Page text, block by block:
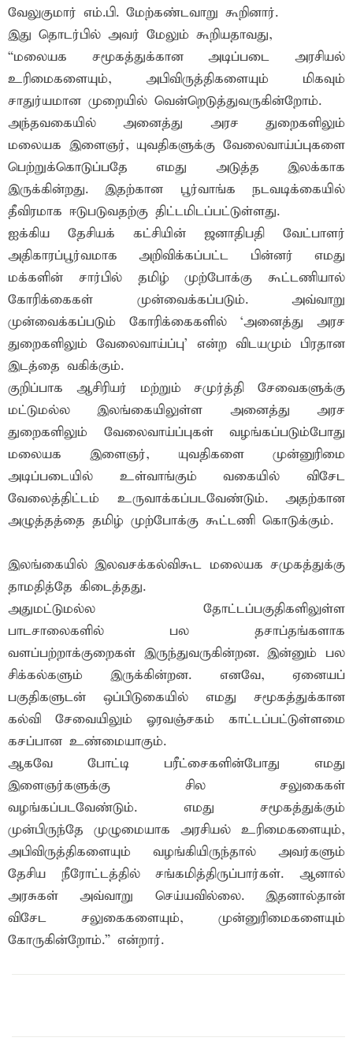
வேலுகுமார் எம்.பி. மேற்கண்டவாறு கூறினார்.
இது தொடர்பில் அவர் மேலும் கூறியதாவது,
“மலையக சமூகத்துக்கான அடிப்படை அரசியல்
உரிமைகளையும், அபிவிருத்திகளையும் மிகவும்
சாதுர்யமான முறையில் வென்றெடுத்துவருகின்றோம்.
அந்தவகையில் அனைத்து அரச துறைகளிலும்
மலையக இளைஞர், யுவதிகளுக்கு வேலைவாய்ப்புகளை
பெற்றுக்கொடுப்பதே எமது அடுத்த இலக்காக
இருக்கின்றது. இதற்கான பூர்வாங்க நடவடிக்கையில்
தீவிரமாக ஈடுபடுவதற்கு திட்டமிடப்பட்டுள்ளது.
ஐக்கிய தேசியக் கட்சியின் ஜனாதிபதி வேட்பாளர்
அதிகாரப்பூர்வமாக அறிவிக்கப்பட்ட பின்னர் எமது
மக்களின் சார்பில் தமிழ் முற்போக்கு கூட்டணியால்
கோரிக்கைகள் முன்வைக்கப்படும். அவ்வாறு
முன்வைக்கப்படும் கோரிக்கைகளில் ‘அனைத்து அரச
துறைகளிலும் வேலைவாய்ப்பு’ என்ற விடயமும் பிரதான
இடத்தை வகிக்கும்.
குறிப்பாக ஆசிரியர் மற்றும் சமுர்த்தி சேவைகளுக்கு
மட்டுமல்ல இலங்கையிலுள்ள அனைத்து அரச
துறைகளிலும் வேலைவாய்ப்புகள் வழங்கப்படும்போது
மலையக இளைஞர், யுவதிகளை முன்னுரிமை
அடிப்படையில் உள்வாங்கும் வகையில் விசேட
வேலைத்திட்டம் உருவாக்கப்படவேண்டும். அதற்கான
அழுத்தத்தை தமிழ் முற்போக்கு கூட்டணி கொடுக்கும்.
இலங்கையில் இலவசக்கல்விகூட மலையக சமுகத்துக்கு
தாமதித்தே கிடைத்தது.
அதுமட்டுமல்ல தோட்டப்பகுதிகளிலுள்ள
பாடசாலைகளில் பல தசாப்தங்களாக
வளப்பற்றாக்குறைகள் இருந்துவருகின்றன. இன்னும் பல
சிக்கல்களும் இருக்கின்றன. எனவே, ஏனையப்
பகுதிகளுடன் ஒப்பிடுகையில் எமது சமூகத்துக்கான
கல்வி சேவையிலும் ஓரவஞ்சகம் காட்டப்பட்டுள்ளமை
கசப்பான உண்மையாகும்.
ஆகவே போட்டி பரீட்சைகளின்போது எமது
இளைஞர்களுக்கு சில சலுகைகள்
வழங்கப்படவேண்டும். எமது சமூகத்துக்கும்
முன்பிருந்தே முழுமையாக அரசியல் உரிமைகளையும்,
அபிவிருத்திகளையும் வழங்கியிருந்தால் அவர்களும்
தேசிய நீரோட்டத்தில் சங்கமித்திருப்பார்கள். ஆனால்
அரசுகள் அவ்வாறு செய்யவில்லை. இதனால்தான்
விசேட சலுகைகளையும், முன்னுரிமைகளையும்
கோருகின்றோம்.” என்றார்.